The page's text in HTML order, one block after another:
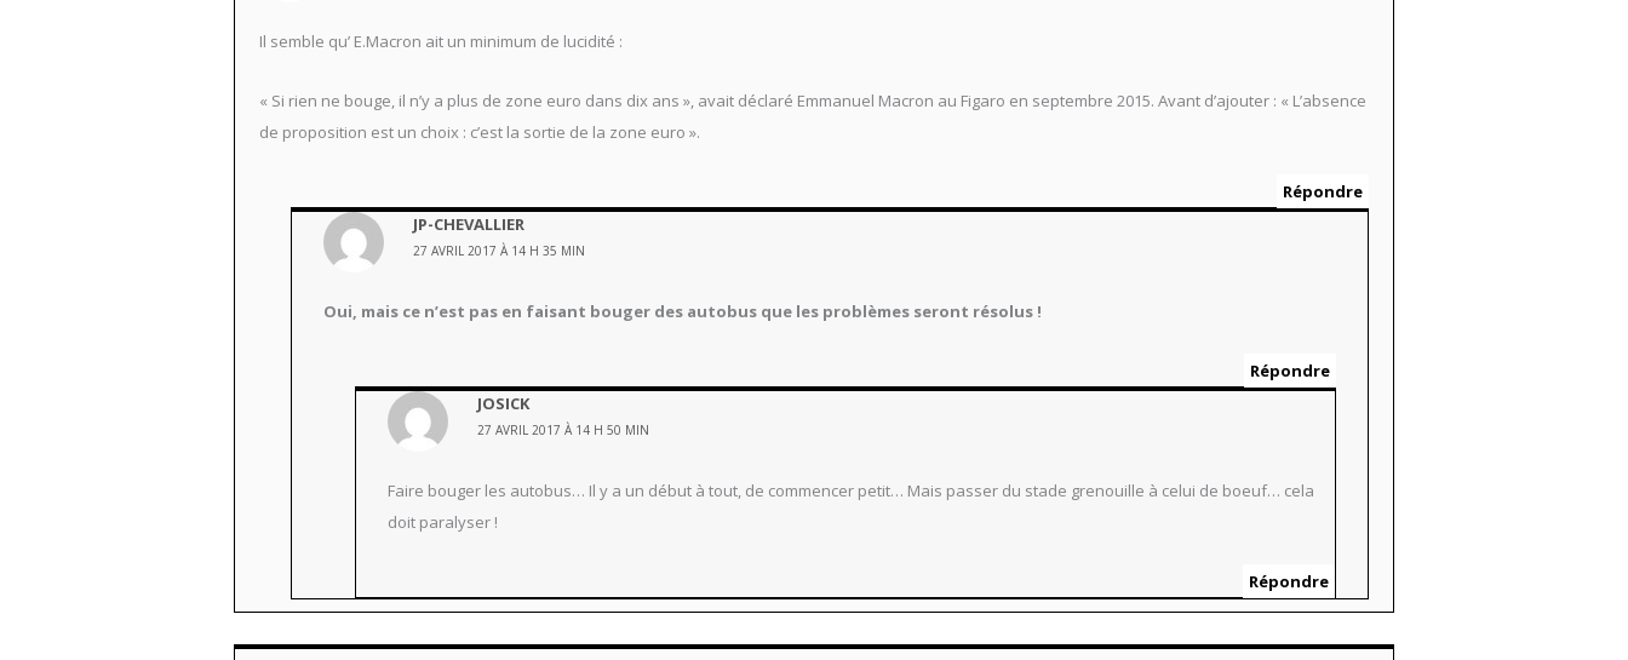
Il semble qu’ E.Macron ait un minimum de lucidité :
« Si rien ne bouge, il n’y a plus de zone euro dans dix ans », avait déclaré Emmanuel Macron au Figaro en septembre 2015. Avant d’ajouter : « L’absence
de proposition est un choix : c’est la sortie de la zone euro ».
Répondre
JP-CHEVALLIER
27 AVRIL 2017 À 14 H 35 MIN
Oui, mais ce n’est pas en faisant bouger des autobus que les problèmes seront résolus !
Répondre
JOSICK
27 AVRIL 2017 À 14 H 50 MIN
Faire bouger les autobus… Il y a un début à tout, de commencer petit… Mais passer du stade grenouille à celui de boeuf… cela
doit paralyser !
Répondre